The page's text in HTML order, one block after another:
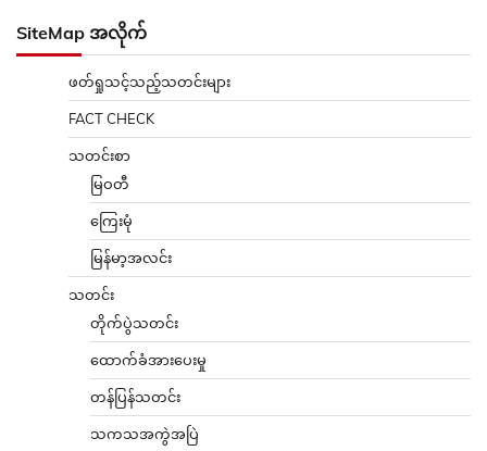
SiteMap အလိုက်
ဖတ်ရှုသင့်သည့်သတင်းများ
FACT CHECK
သတင်းစာ
မြဝတီ
ကြေးမုံ
မြန်မာ့အလင်း
သတင်း
တိုက်ပွဲသတင်း
ထောက်ခံအားပေးမှု
တန်ပြန်သတင်း
သကသအကွဲအပြဲ